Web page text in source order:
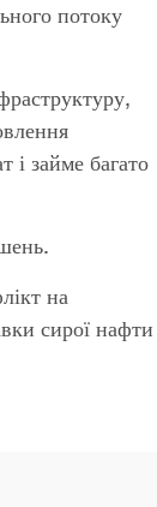
потоку
і займе багато
на
сирої нафти